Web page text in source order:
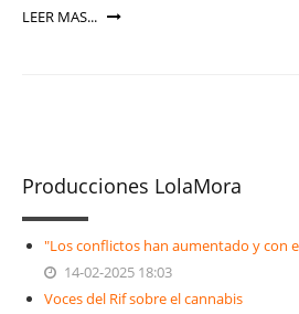
LEER MAS...
Producciones LolaMora
"Los conflictos han aumentado y con
14-02-2025 18:03
Voces del Rif sobre el cannabis